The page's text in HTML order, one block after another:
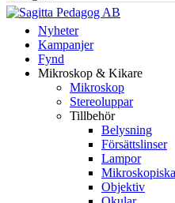
Nyheter
Kampanjer
Fynd
Mikroskop & Kikare
Mikroskop
Stereoluppar
Tillbehör
Belysning
Försättslinser
Lampor
Objektiv